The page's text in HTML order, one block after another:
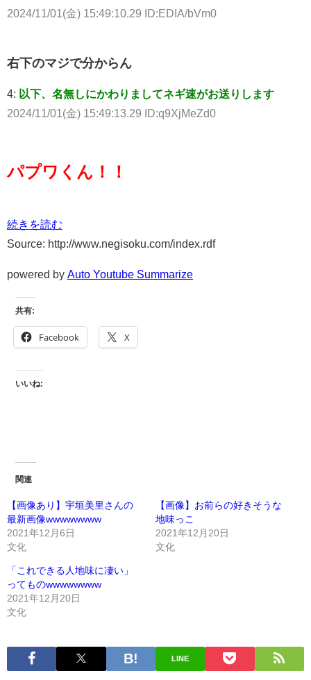
2024/11/01(金) 15:49:10.29 ID:EDIA/bVm0
右下のマジで分からん
4: 以下、名無しにかわりましてネギ速がお送りします
2024/11/01(金) 15:49:13.29 ID:q9XjMeZd0
パプワくん！！
続きを読む
Source: http://www.negisoku.com/index.rdf
powered by Auto Youtube Summarize
共有:
Facebook X
いいね:
関連
【画像あり】宇垣美里さんの
最新画像wwwwwwww
2021年12月6日
文化
【画像】お前らの好きそうな
地味っこ
2021年12月20日
文化
「これできる人地味に凄い」
ってものwwwwwwww
2021年12月20日
文化
LINE